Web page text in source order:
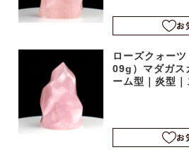
お
ローズクォー
09g）マダガス
ーム型｜炎型
お